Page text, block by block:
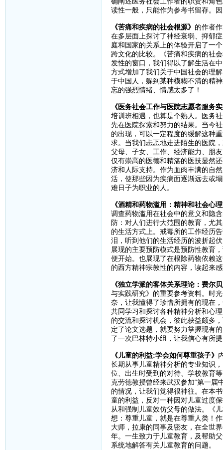
读性一般，只能作为参考书留存。
《苦痛和疾病的社会根源》 的作者
在多层面上探讨了神经衰弱、抑郁
庭和国家的关系上的体验开启了一
跨文化的比较。《苦痛和疾病的社
发性的窗口，我们得以了解生活在
方式增加了我们关于中国社会的理
于中国人，躲到某种模糊不清的精
忘的强烈情绪、情感太多了！
《医务社会工作与医院志愿者服务
培训班相遇，也算是个熟人。医务
先在医院探索和努力的结果。当今
的出现，可以一定程度的缓解这种
求。当我们忐忑地走进陌生的医院
父母、子女、工作、经济能力、朋
仅有崇高的医德和精湛的医技显然
济和人际支持。作为血肉丰满的自
活，使那些因为疾病面逐渐远去或
难日子为职业的人。
《酒精和药物滥用：精神和社会心
调查药物滥用在社会中的意义和隐
防：对人们进行大范围的教育，尤
的生活方式上。戒毒所的工作经历
泪，听到他们的生活经历的波折起
展现的主要预防模式是预防性教育
便开始。也展现了在根除药物依赖
的西方精神宗教性的内容，读起来
《独立学派的客体关系理论：费尔
与实践研究》的重要参考资料。时
奈，让我懂得了珍惜所拥有的现在
共同学习和探讨各种精神分析和心
的交流和探讨机会，彼此获益颇多
定了论文选题，就要努力掌握现有
了一次巴林特小组，让我信心有所
《儿童的利益:学会如何尊重孩子》
长期从事儿童精神分析的专业知识
位、出生时受到的对待、学校教育
克劳德教授曾经来武汉参加“第一届
的情况，让我们觉得很神往。在本
童的利益，反对一种因对儿童过度
从和强制儿童效仿父母的做法。《
想：尊重儿童，就是在尊重人类！
大师，拉康的同事及密友，在全世
年。一生致力于儿童教育，及帮助
系统地解答有关儿童教育的问题。